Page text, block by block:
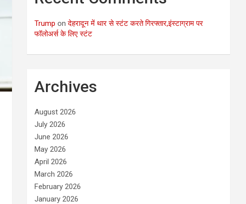
Trump onदेहरादून में थार से स्टंट करते गिरफ्तार,इंस्टाग्राम पर
फॉलोअर्स के लिए स्टंट
Archives
August 2026
July 2026
June 2026
May 2026
April 2026
March 2026
February 2026
January 2026